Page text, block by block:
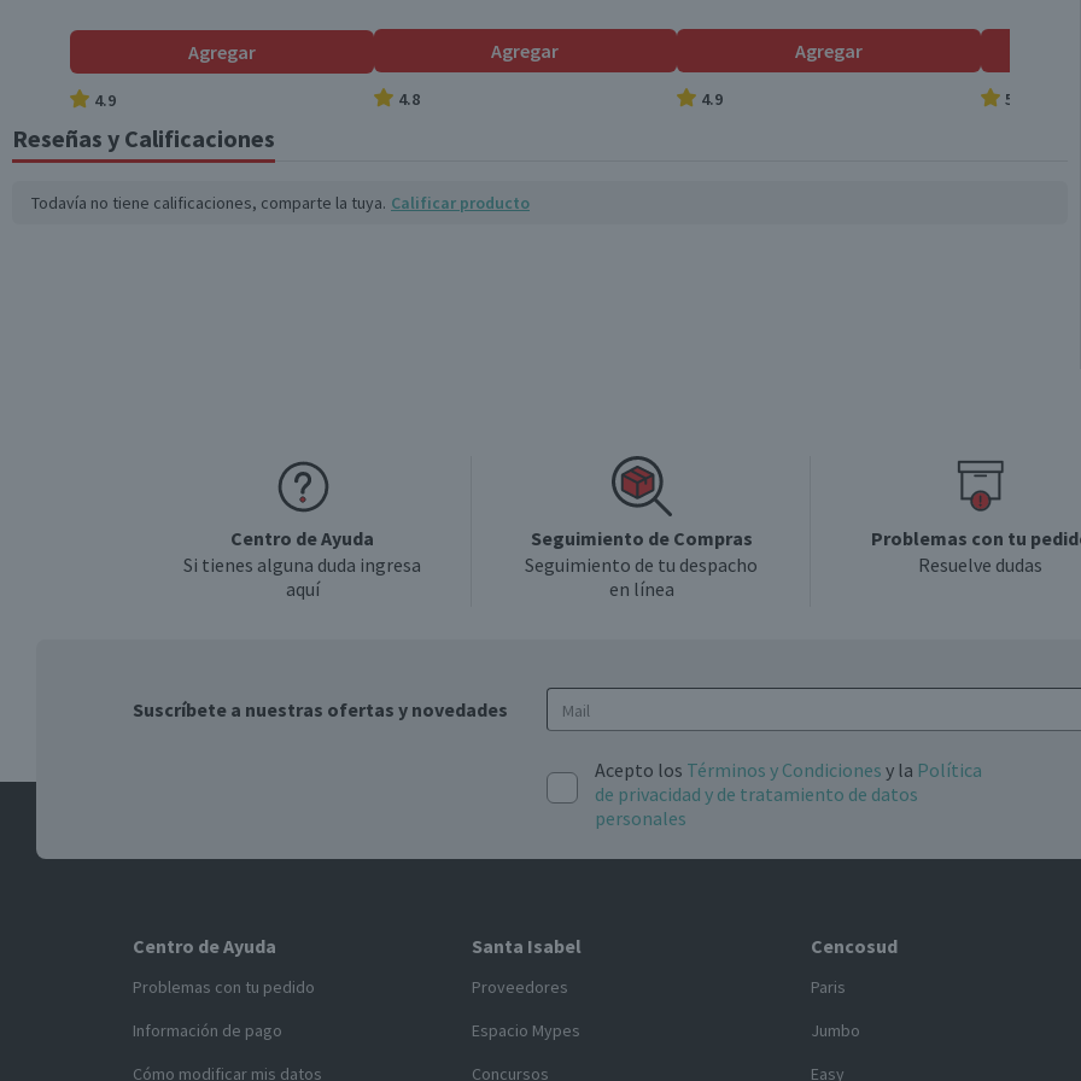
Garantía Mínima Legal Válida hasta su fecha de caducidad
Agregar
4.9
Agregar
4.8
Agregar
4.9 5.0
Reseñas y Calificaciones
Todavía no tiene calificaciones, comparte la tuya. Calificar producto
Centro de Ayuda
Si tienes alguna duda ingresa
aquí
Seguimiento de Compras
Seguimiento de tu despacho
en línea
Problemas con tu
Resuelve dudas
Suscríbete a nuestras ofertas y novedades
Acepto los Términos y Condiciones y la Política
de privacidad y de tratamiento de datos
personales
Centro de Ayuda
Problemas con tu pedido
Información de pago
Cómo modificar mis datos
Santa Isabel
Proveedores
Espacio Mypes
Concursos
Cencosud
Paris
Jumbo
Easy